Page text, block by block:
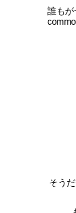
誰もが
そう